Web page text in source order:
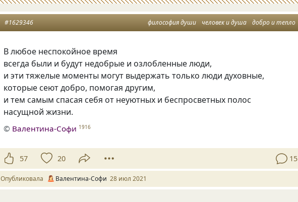
философия души человек и душа добро и тепло
#1629346
В любое неспокойное время
всегда были и будут недобрые и озлобленные люди,
и эти тяжелые моменты могут выдержать только люди духовные,
которые сеют добро, помогая другим,
и тем самым спасая себя от неуютных и беспросветных полос
насущной жизни.
© Валентина-Софи 1916
57 20 15
Опубликовала Валентина-Софи 28 июл 2021